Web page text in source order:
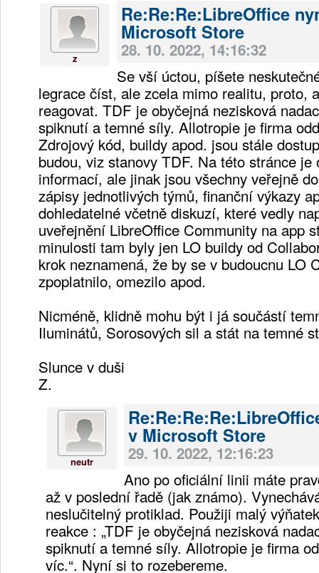
z
Re:Re:Re:LibreOffice
Microsoft Store
28. 10. 2022, 14:16:32
Se vší úctou, píšete
legrace číst, ale zcela mimo realitu, proto,
reagovat. TDF je obyčejná nezisková
spiknutí a temné síly. Allotropie je firma
Zdrojový kód, buildy apod. jsou stále
budou, viz stanovy TDF. Na této stránce je
informací, ale jinak jsou všechny veřejně
zápisy jednotlivých týmů, finanční výkazy
dohledatelné včetně diskuzí, které vedly
uveřejnění LibreOffice Community na app
minulosti tam byly jen LO buildy od
krok neznamená, že by se v budoucnu LO
zpoplatnilo, omezilo apod.
Nicméně, klidně mohu být i já součástí
Iluminátů, Sorosových sil a stát na temné
Slunce v duši
Z.
neutr
v Microsoft Store
29. 10. 2022, 12:16:23
Ano po oficiální linii máte
až v poslední řadě (jak známo).
neslučitelný protiklad. Použiji malý
reakce : „TDF je obyčejná nezisková
spiknutí a temné síly. Allotropie je firma
víc.“. Nyní si to rozebereme.